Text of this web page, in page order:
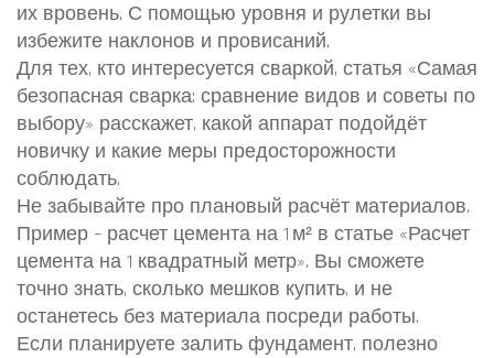
их вровень. С помощью уровня и рулетки вы
избежите наклонов и провисаний.
Для тех, кто интересуется сваркой, статья «Самая
безопасная сварка: сравнение видов и советы по
выбору» расскажет, какой аппарат подойдёт
новичку и какие меры предосторожности
соблюдать.
Не забывайте про плановый расчёт материалов.
Пример – расчет цемента на 1 м² в статье «Расчет
цемента на 1 квадратный метр». Вы сможете
точно знать, сколько мешков купить, и не
останетесь без материала посреди работы.
Если планируете залить фундамент, полезно